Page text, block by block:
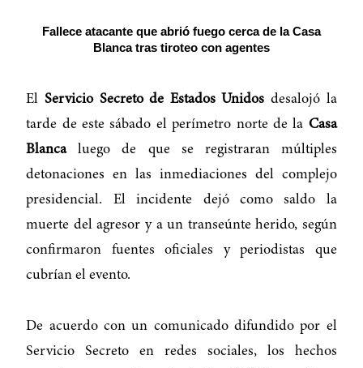
Fallece atacante que abrió fuego cerca de la Casa
Blanca tras tiroteo con agentes
ElServicio Secreto de Estados Unidos desalojó la
tarde de este sábado el perímetro norte de la Casa
Blancaluego de que se registraran múltiples
detonaciones en las inmediaciones del complejo
presidencial. El incidente dejó como saldo la
muerte del agresor y a un transeúnte herido, según
confirmaron fuentes oficiales y periodistas que
cubrían el evento.
De acuerdo con un comunicado difundido por el
Servicio Secreto en redes sociales, los hechos